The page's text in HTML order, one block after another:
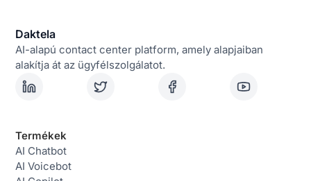
Daktela
AI-alapú contact center platform, amely alapjaiban
alakítja át az ügyfélszolgálatot.
Termékek
AI Chatbot
AI Voicebot